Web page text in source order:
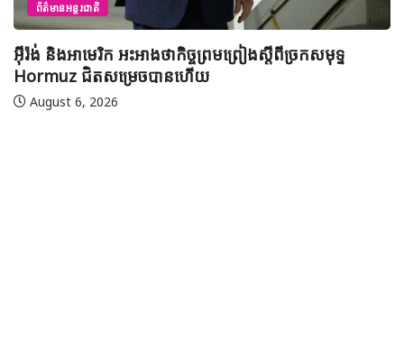
ព័ត៌មានអន្តរជាតិ
អ៊ីរ៉ង់ និងអាមេរិក អះអាងថាកិច្ចព្រមព្រៀងស្តីពីច្រកសមុទ្ទ
Hormuz ជិតសម្រេចបានហើយ
August 6, 2026